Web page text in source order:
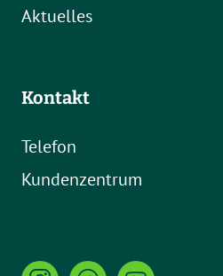
Aktuelles
Kontakt
Telefon
Kundenzentrum